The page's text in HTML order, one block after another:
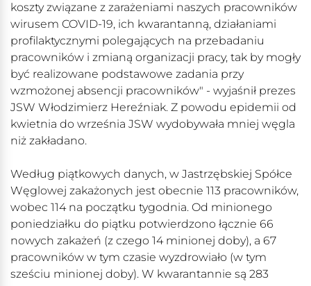
koszty związane z zarażeniami naszych pracowników
wirusem COVID-19, ich kwarantanną, działaniami
profilaktycznymi polegających na przebadaniu
pracowników i zmianą organizacji pracy, tak by mogły
być realizowane podstawowe zadania przy
wzmożonej absencji pracowników" - wyjaśnił prezes
JSW Włodzimierz Hereźniak. Z powodu epidemii od
kwietnia do września JSW wydobywała mniej węgla
niż zakładano.
Według piątkowych danych, w Jastrzębskiej Spółce
Węglowej zakażonych jest obecnie 113 pracowników,
wobec 114 na początku tygodnia. Od minionego
poniedziałku do piątku potwierdzono łącznie 66
nowych zakażeń (z czego 14 minionej doby), a 67
pracowników w tym czasie wyzdrowiało (w tym
sześciu minionej doby). W kwarantannie są 283